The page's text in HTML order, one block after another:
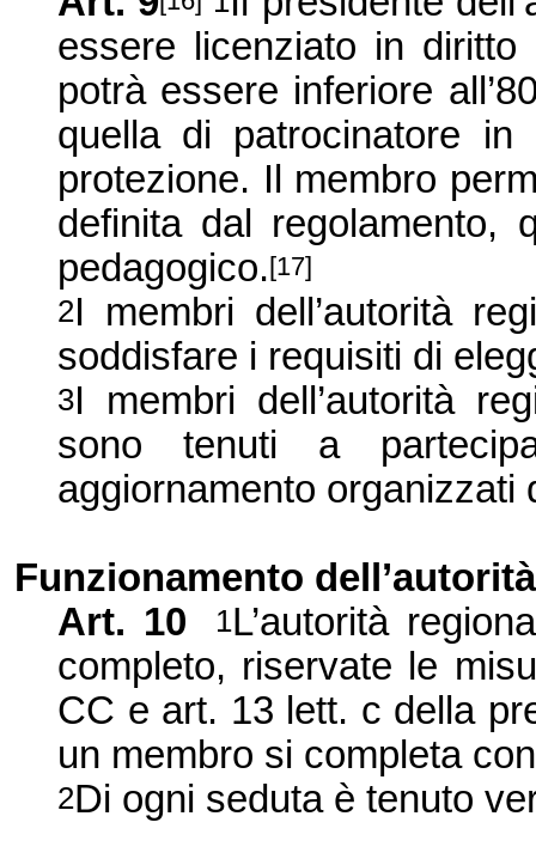
essere licenziato in
potrà essere inferiore
quella di patrocinatore in
protezione. Il membro
definita dal regolamento,
pedagogico.[17]
2I membri dell’autorità
soddisfare i requisiti di
3I membri dell’autorità
sono tenuti a
aggiornamento organizzati
Funzionamento
Art. 10
1L’autorità
completo, riservate le
CC e art. 13 lett. c della
un membro si completa
2Di ogni seduta è tenuto